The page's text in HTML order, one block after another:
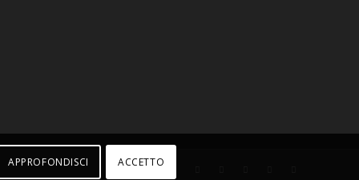
APPROFONDISCI ACCETTO